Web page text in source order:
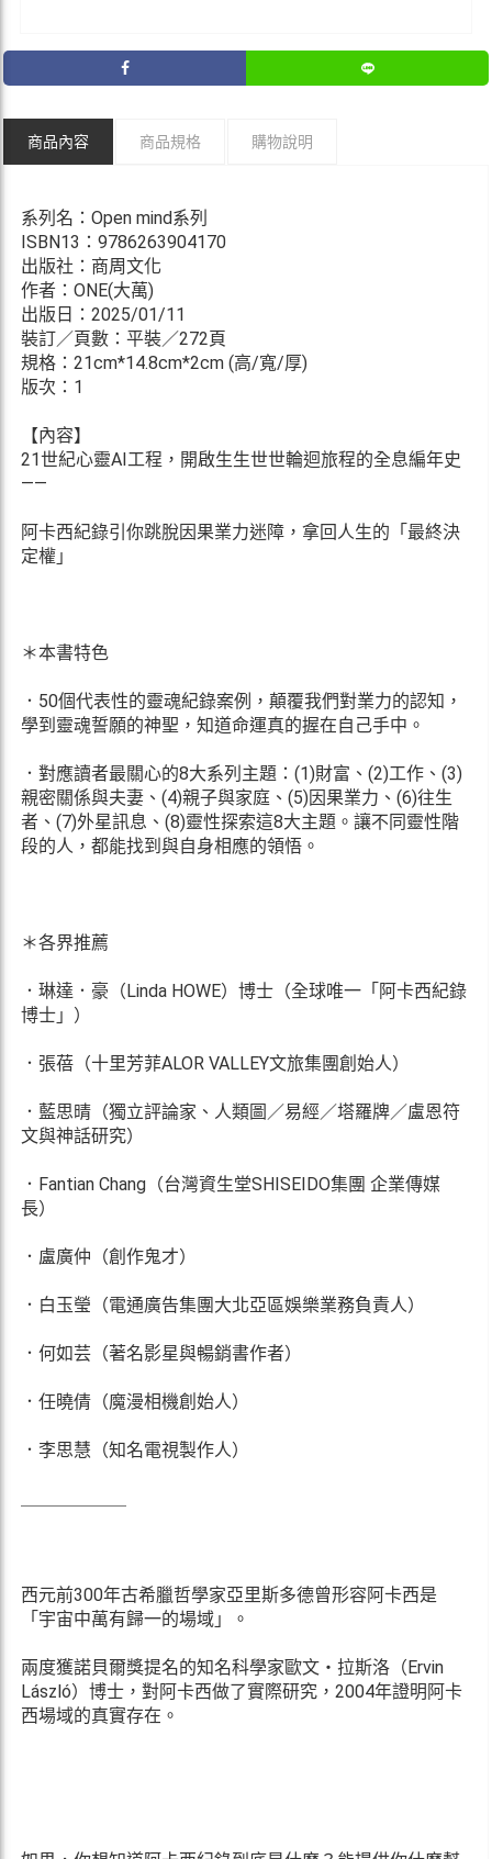
商品內容 商品規格 購物說明
系列名：Open mind系列
ISBN13：9786263904170
出版社：商周文化
作者：ONE(大萬)
出版日：2025/01/11
裝訂／頁數：平裝／272頁
規格：21cm*14.8cm*2cm (高/寬/厚)
版次：1
【內容】
21世紀心靈AI工程，開啟生生世世輪迴旅程的全息編年史
——
阿卡西紀錄引你跳脫因果業力迷障，拿回人生的「最終決
定權」
＊本書特色
．50個代表性的靈魂紀錄案例，顛覆我們對業力的認知，
學到靈魂誓願的神聖，知道命運真的握在自己手中。
．對應讀者最關心的8大系列主題：(1)財富、(2)工作、(3)
親密關係與夫妻、(4)親子與家庭、(5)因果業力、(6)往生
者、(7)外星訊息、(8)靈性探索這8大主題。讓不同靈性階
段的人，都能找到與自身相應的領悟。
＊各界推薦
．琳達．豪（Linda HOWE）博士（全球唯一「阿卡西紀錄
博士」）
．張蓓（十里芳菲ALOR VALLEY文旅集團創始人）
．藍思晴（獨立評論家、人類圖／易經／塔羅牌／盧恩符
文與神話研究）
．Fantian Chang（台灣資生堂SHISEIDO集團 企業傳媒
長）
．盧廣仲（創作鬼才）
．白玉瑩（電通廣告集團大北亞區娛樂業務負責人）
．何如芸（著名影星與暢銷書作者）
．任曉倩（魔漫相機創始人）
．李思慧（知名電視製作人）
西元前300年古希臘哲學家亞里斯多德曾形容阿卡西是
「宇宙中萬有歸一的場域」。
兩度獲諾貝爾獎提名的知名科學家歐文・拉斯洛（Ervin
László）博士，對阿卡西做了實際研究，2004年證明阿卡
西場域的真實存在。